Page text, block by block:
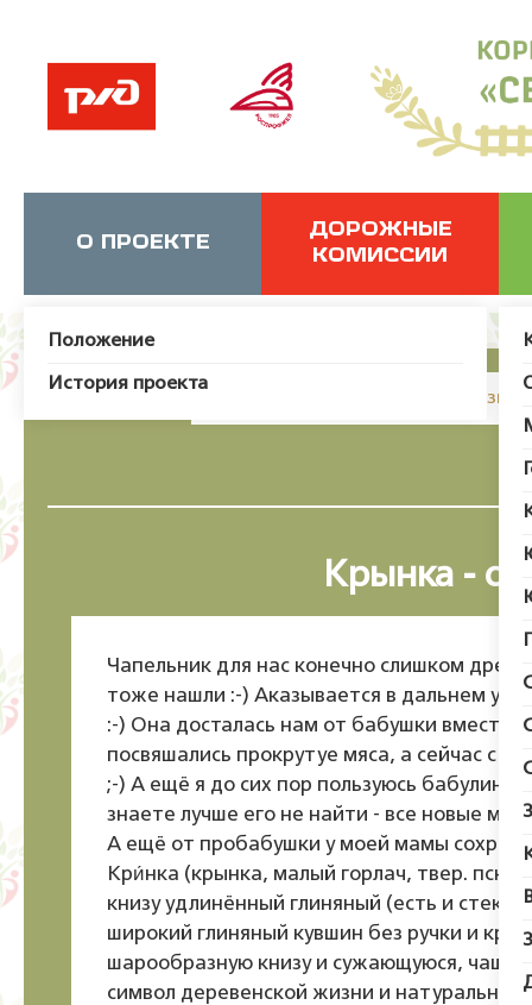
О ПРОЕКТЕ
Положение
История проекта
ДОРОЖНЫЕ
КОМИССИИ
JUser: :_load: Не удалось
Крынка -
Чапельник для нас конечно слишком
тоже нашли :-) Аказывается в дальнем
:-) Она досталась нам от бабушки вместе
посвяшались прокрутуе мяса, а сейчас с
;-) А ещё я до сих пор пользуюсь
знаете лучше его не найти - все новые
А ещё от пробабушки у моей мамы
Кри́нка (крынка, малый горлач, твер. пск.
книзу удлинённый глиняный (есть и
широкий глиняный кувшин без ручки и
шарообразную книзу и сужающуюся, чаще
символ деревенской жизни и